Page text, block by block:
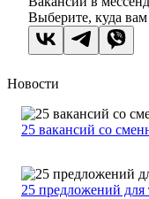
Выберите, куда
Новости
25 вакансий со
25 предложений для